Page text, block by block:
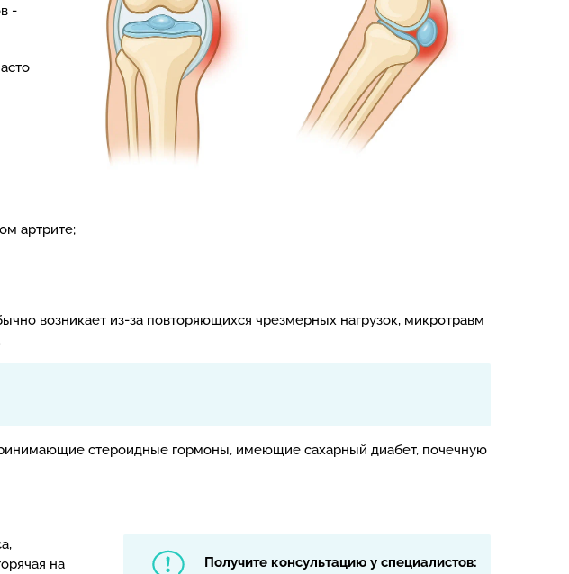
-
артрите;
возникает из-за повторяющихся чрезмерных нагрузок, микротравм
стероидные гормоны, имеющие сахарный диабет, почечную
Получите консультацию у специалистов:
на